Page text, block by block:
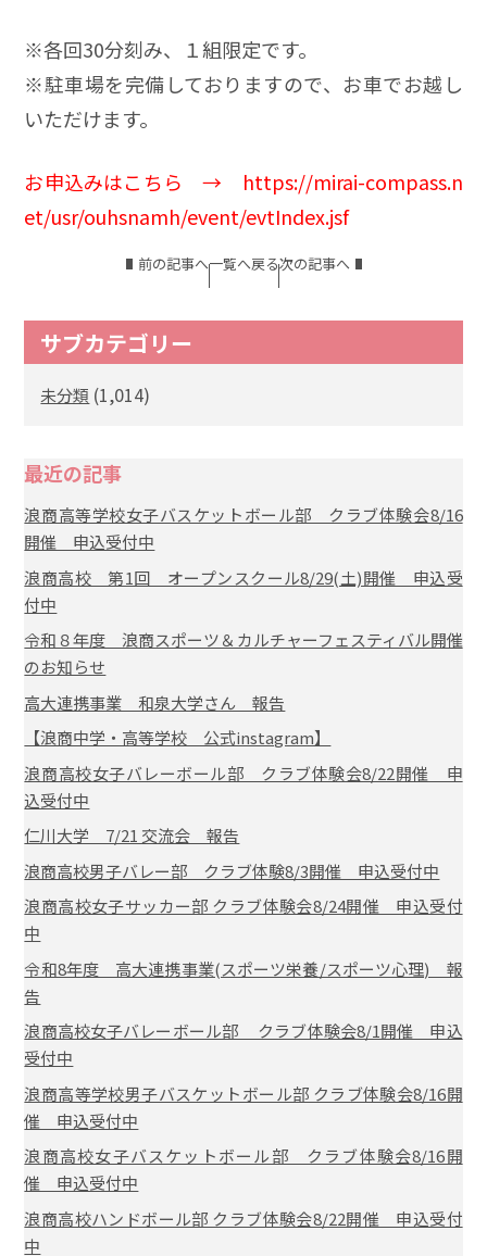
※各回30分刻み、１組限定です。
※駐車場を完備しておりますので、お車でお越し
いただけます。
お申込みはこちら → https://mirai-compass.n
et/usr/ouhsnamh/event/evtIndex.jsf
前の記事へ一覧へ戻る次の記事へ
サブカテゴリー
未分類 (1,014)
最近の記事
浪商高等学校女子バスケットボール部 クラブ体験会8/16
開催 申込受付中
浪商高校 第1回 オープンスクール8/29(土)開催 申込受
付中
令和８年度 浪商スポーツ＆カルチャーフェスティバル開催
のお知らせ
高大連携事業 和泉大学さん 報告
【浪商中学・高等学校 公式instagram】
浪商高校女子バレーボール部 クラブ体験会8/22開催 申
込受付中
仁川大学 7/21 交流会 報告
浪商高校男子バレー部 クラブ体験8/3開催 申込受付中
浪商高校女子サッカー部 クラブ体験会8/24開催 申込受付
中
令和8年度 高大連携事業(スポーツ栄養/スポーツ心理) 報
告
浪商高校女子バレーボール部 クラブ体験会8/1開催 申込
受付中
浪商高等学校男子バスケットボール部 クラブ体験会8/16開
催 申込受付中
浪商高校女子バスケットボール部 クラブ体験会8/16開
催 申込受付中
浪商高校ハンドボール部 クラブ体験会8/22開催 申込受付
中